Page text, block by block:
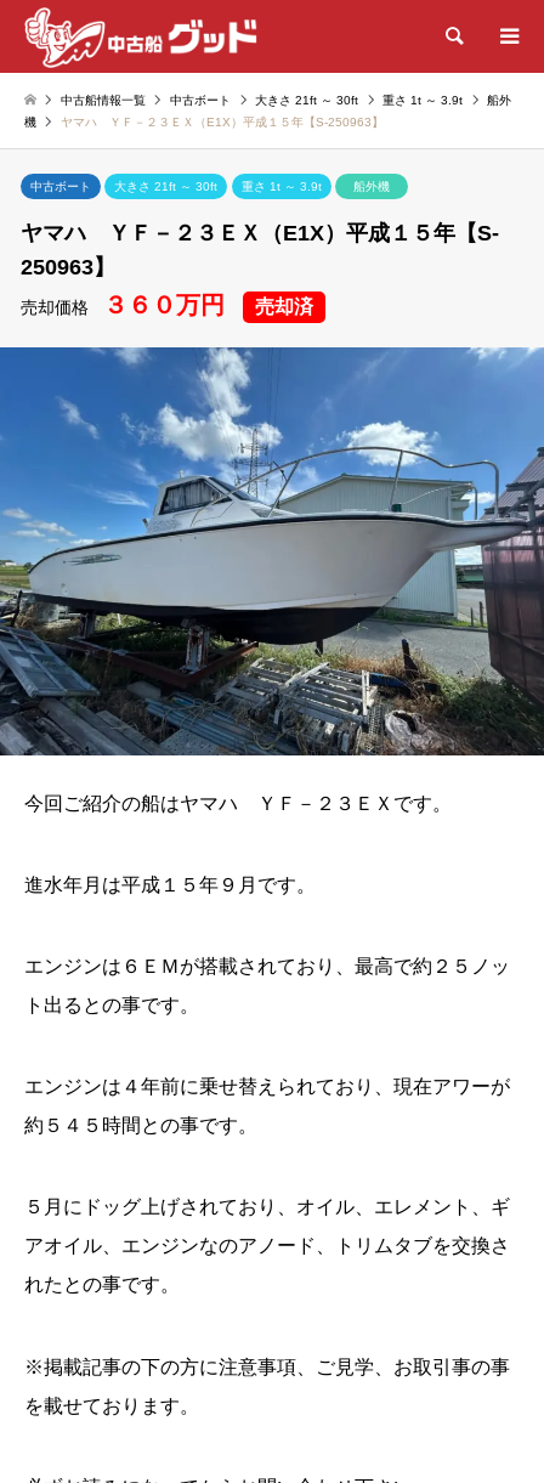
検索
中古船情報一覧 中古ボート 大きさ 21ft ～ 30ft 重さ 1t ～ 3.9t
船外
機
ヤマハ ＹＦ－２３ＥＸ（E1X）平成１５年【S-250963】
中古ボート 大きさ 21ft ～ 30ft 重さ 1t ～ 3.9t 船外機
ヤマハ ＹＦ－２３ＥＸ（E1X）平成１５年【S-
250963】
売却価格 ３６０万円 売却済
今回ご紹介の船はヤマハ ＹＦ－２３ＥＸです。
進水年月は平成１５年９月です。
エンジンは６ＥＭが搭載されており、最高で約２５ノッ
ト出るとの事です。
エンジンは４年前に乗せ替えられており、現在アワーが
約５４５時間との事です。
５月にドッグ上げされており、オイル、エレメント、ギ
アオイル、エンジンなのアノード、トリムタブを交換さ
れたとの事です。
※掲載記事の下の方に注意事項、ご見学、お取引事の事
を載せております。